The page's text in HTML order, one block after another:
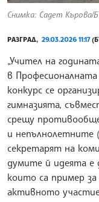
Снимка: Садет Кърова/
РАЗГРАД, 29.03.2026 11:17
„Учител на
в
конкурс се
гимназията,
срещу
и
секретарят на
думите й идеята е
които са пример
активното